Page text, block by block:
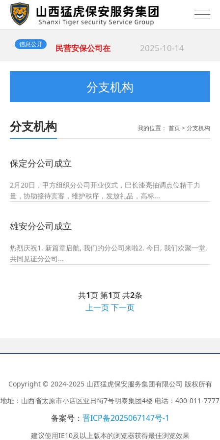
信息公开
2025-10-14
猛虎保安&...
2025-10-14
民营安保公司在
海... 2025-10-14
分支机构
分支机构 我的位置： 首页> 分支机构
保定分公司成立
2月20日，甲方组织分公司开业仪式，巴长漆亮抽调点位精干力
量，协助接待宾客，维护秩序，发放礼品，高标...
雄安分公司成立
热烈庆祝1. 新篇章启航, 我们的分公司来啦2. 今日, 我们欢聚一堂,
共同见证分公司...
共1页 第1页 共2条
上一页下一页
Copyright © 2024-2025 山西猛虎保安服务集团有限公司 版权所有
地址：山西省太原市小店区亚日街7号明泰集团4楼 电话：400-011-7777
备案号： 晋ICP备2025067147号-1
建议使用IE10及以上版本的浏览器获得最佳浏览效果